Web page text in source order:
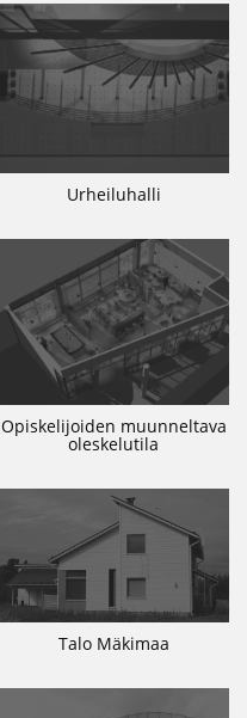
Urheiluhalli
Opiskelijoiden muunneltava
oleskelutila
Talo Mäkimaa